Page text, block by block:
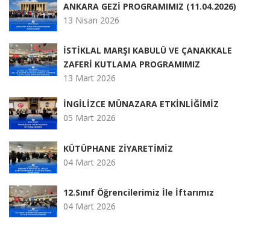
ANKARA GEZİ PROGRAMIMIZ (11.04.2026)
13 Nisan 2026
İSTİKLAL MARŞI KABULÜ VE ÇANAKKALE
ZAFERİ KUTLAMA PROGRAMIMIZ
13 Mart 2026
İNGİLİZCE MÜNAZARA ETKİNLİĞİMİZ
05 Mart 2026
KÜTÜPHANE ZİYARETİMİZ
04 Mart 2026
12.Sınıf Öğrencilerimiz İle İftarımız
04 Mart 2026